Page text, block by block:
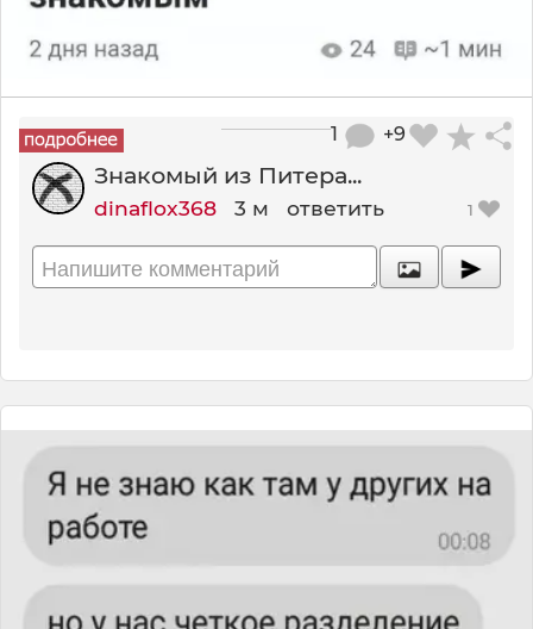
+9
1
Знакомый из Питера...
dinaflox368 3 м ответить 1